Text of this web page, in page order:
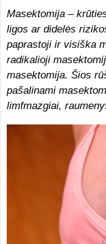
Masektomija –
ligos ar didelės
paprastoji ir visiška
radikalioji
masektomija. Šios
pašalinami
limfmazgiai,